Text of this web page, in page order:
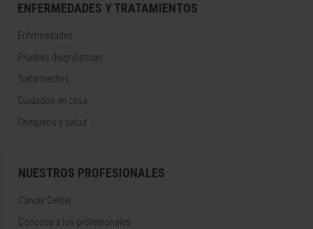
ENFERMEDADES Y TRATAMIENTOS
Enfermedades
Pruebas diagnósticas
Tratamientos
Cuidados en casa
Chequeos y salud
NUESTROS PROFESIONALES
Cancer Center
Conozca a los profesionales